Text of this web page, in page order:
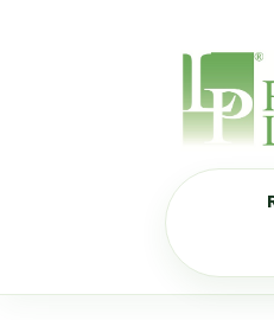
Vai
alla
Vai
contenuto